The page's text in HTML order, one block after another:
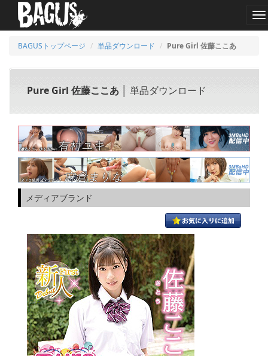
BAGUSトップページ 単品ダウンロード Pure Girl 佐藤ここあ
Pure Girl 佐藤ここあ │ 単品ダウンロード
メディアブランド